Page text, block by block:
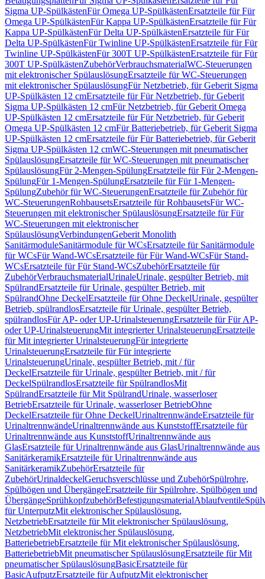
Sigma UP-SpülkästenFür Omega UP-SpülkästenErsatzteile für Für
Omega UP-SpülkästenFür Kappa UP-SpülkästenErsatzteile für Für
Kappa UP-SpülkästenFür Delta UP-SpülkästenErsatzteile für Für
Delta UP-SpülkästenFür Twinline UP-SpülkästenErsatzteile für Für
Twinline UP-SpülkästenFür 300T UP-SpülkästenErsatzteile für Für
300T UP-SpülkästenZubehörVerbrauchsmaterialWC-Steuerungen
mit elektronischer SpülauslösungErsatzteile für WC-Steuerungen
mit elektronischer SpülauslösungFür Netzbetrieb, für Geberit Sigma
UP-Spülkästen 12 cmErsatzteile für Für Netzbetrieb, für Geberit
Sigma UP-Spülkästen 12 cmFür Netzbetrieb, für Geberit Omega
UP-Spülkästen 12 cmErsatzteile für Für Netzbetrieb, für Geberit
Omega UP-Spülkästen 12 cmFür Batteriebetrieb, für Geberit Sigma
UP-Spülkästen 12 cmErsatzteile für Für Batteriebetrieb, für Geberit
Sigma UP-Spülkästen 12 cmWC-Steuerungen mit pneumatischer
SpülauslösungErsatzteile für WC-Steuerungen mit pneumatischer
SpülauslösungFür 2-Mengen-SpülungErsatzteile für Für 2-Mengen-
SpülungFür 1-Mengen-SpülungErsatzteile für Für 1-Mengen-
SpülungZubehör für WC-SteuerungenErsatzteile für Zubehör für
WC-SteuerungenRohbausetsErsatzteile für RohbausetsFür WC-
Steuerungen mit elektronischer SpülauslösungErsatzteile für Für
WC-Steuerungen mit elektronischer
SpülauslösungVerbindungenGeberit Monolith
SanitärmoduleSanitärmodule für WCsErsatzteile für Sanitärmodule
für WCsFür Wand-WCsErsatzteile für Für Wand-WCsFür Stand-
WCsErsatzteile für Für Stand-WCsZubehörErsatzteile für
ZubehörVerbrauchsmaterialUrinaleUrinale, gespülter Betrieb, mit
SpülrandErsatzteile für Urinale, gespülter Betrieb, mit
SpülrandOhne DeckelErsatzteile für Ohne DeckelUrinale, gespülter
Betrieb, spülrandlosErsatzteile für Urinale, gespülter Betrieb,
spülrandlosFür AP- oder UP-UrinalsteuerungErsatzteile für Für AP-
oder UP-UrinalsteuerungMit integrierter UrinalsteuerungErsatzteile
für Mit integrierter UrinalsteuerungFür integrierte
UrinalsteuerungErsatzteile für Für integrierte
UrinalsteuerungUrinale, gespülter Betrieb, mit / für
DeckelErsatzteile für Urinale, gespülter Betrieb, mit / für
DeckelSpülrandlosErsatzteile für SpülrandlosMit
SpülrandErsatzteile für Mit SpülrandUrinale, wasserloser
BetriebErsatzteile für Urinale, wasserloser BetriebOhne
DeckelErsatzteile für Ohne DeckelUrinaltrennwändeErsatzteile für
UrinaltrennwändeUrinaltrennwände aus KunststoffErsatzteile für
Urinaltrennwände aus KunststoffUrinaltrennwände aus
GlasErsatzteile für Urinaltrennwände aus GlasUrinaltrennwände aus
SanitärkeramikErsatzteile für Urinaltrennwände aus
SanitärkeramikZubehörErsatzteile für
ZubehörUrinaldeckelGeruchsverschlüsse und ZubehörSpülrohre,
Spülbögen und ÜbergängeErsatzteile für Spülrohre, Spülbögen und
ÜbergängeSprühkopfzubehörBefestigungsmaterialAblaufventile
für UnterputzMit elektronischer Spülauslösung,
NetzbetriebErsatzteile für Mit elektronischer Spülauslösung,
NetzbetriebMit elektronischer Spülauslösung,
BatteriebetriebErsatzteile für Mit elektronischer Spülauslösung,
BatteriebetriebMit pneumatischer SpülauslösungErsatzteile für Mit
pneumatischer SpülauslösungBasicErsatzteile für
BasicAufputzErsatzteile für AufputzMit elektronischer